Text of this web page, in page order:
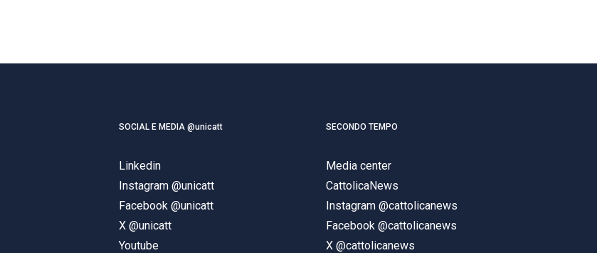
SOCIAL E MEDIA @unicatt
Linkedin
Instagram @unicatt
Facebook @unicatt
X @unicatt
Youtube
SECONDO TEMPO
Media center
CattolicaNews
Instagram @cattolicanews
Facebook @cattolicanews
X @cattolicanews